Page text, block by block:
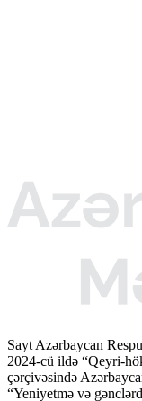
Sayt Azərbaycan
2024-cü ildə “Qeyri-
çərçivəsində
“Yeniyetmə və